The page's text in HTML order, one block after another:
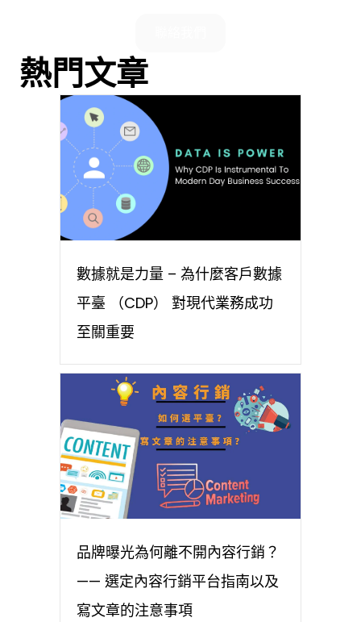
熱門文章
數據就是力量 – 為什麼客戶數據
平臺 （CDP） 對現代業務成功
至關重要
品牌曝光為何離不開內容行銷？
—— 選定內容行銷平台指南以及
寫文章的注意事項